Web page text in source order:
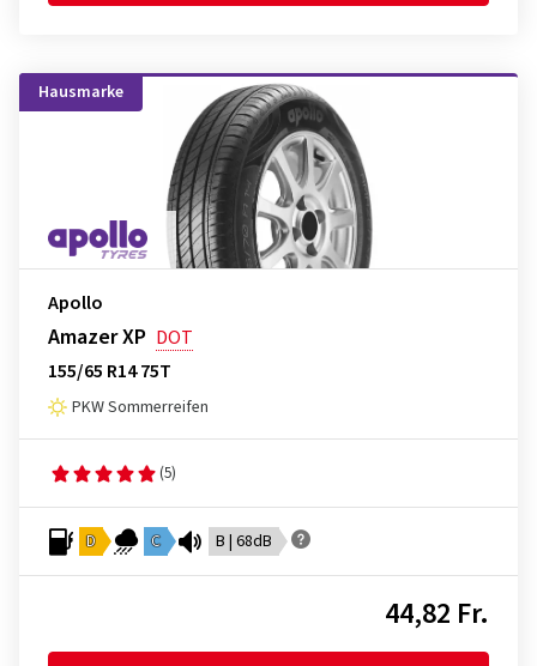
Hausmarke
Apollo
Amazer XP DOT
155/65 R14 75T
PKW Sommerreifen
(5)
D C B | 68dB
44,82 Fr.